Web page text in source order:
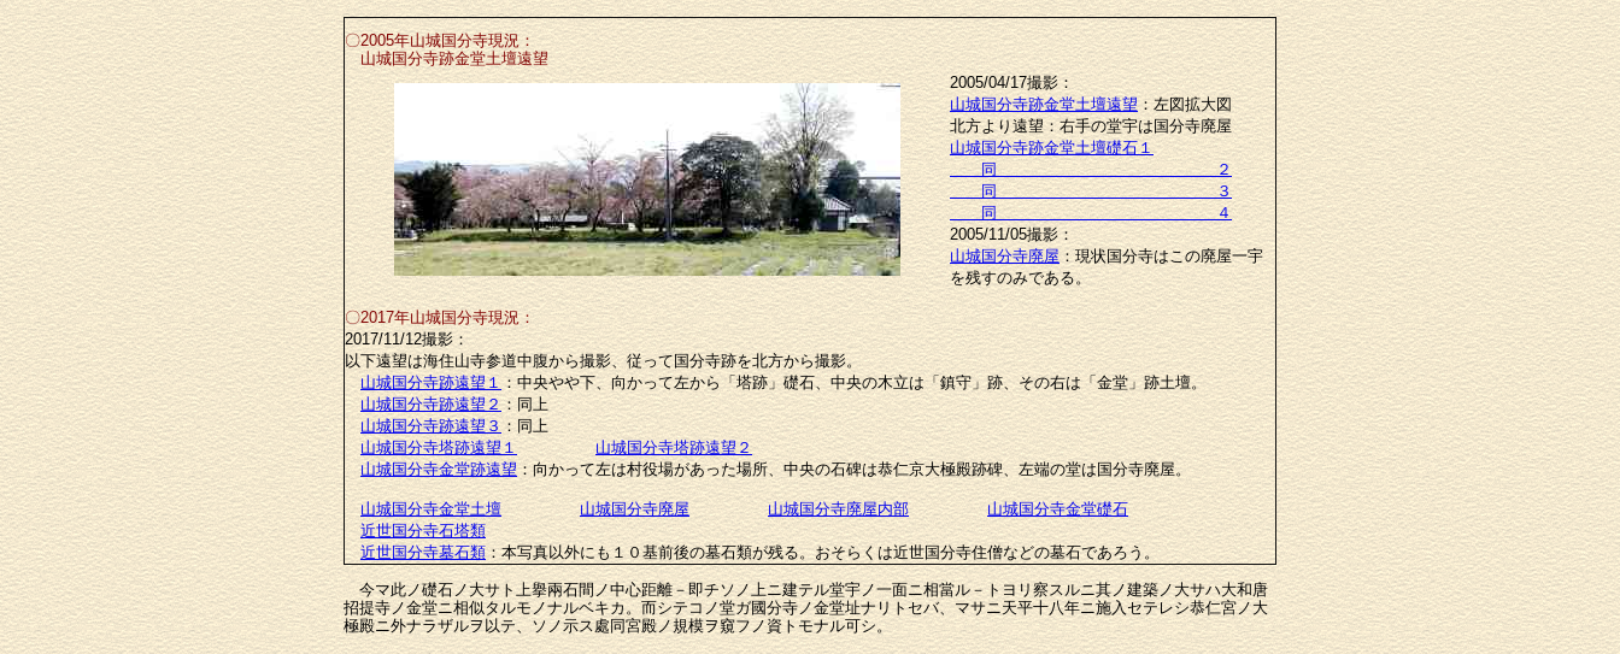
〇2005年山城国分寺現況：
山城国分寺跡金堂土壇遠望
2005/04/17撮影：
山城国分寺跡金堂土壇遠望：左図拡大図
北方より遠望：右手の堂宇は国分寺廃屋
山城国分寺跡金堂土壇礎石１
同 ２
同 ３
同 ４
2005/11/05撮影：
山城国分寺廃屋 ：現状国分寺はこの廃屋一宇
を残すのみである。
〇2017年山城国分寺現況：
2017/11/12撮影：
以下遠望は海住山寺参道中腹から撮影、従って国分寺跡を北方から撮影。
山城国分寺跡遠望１ ：中央やや下、向かって左から「塔跡」礎石、中央の木立は「鎮守」跡、その右は「金堂」跡土壇。
山城国分寺跡遠望２：同上
山城国分寺跡遠望３：同上
山城国分寺塔跡遠望１
山城国分寺塔跡遠望２
山城国分寺金堂跡遠望：向かって左は村役場があった場所、中央の石碑は恭仁京大極殿跡碑、左端の堂は国分寺廃屋。
山城国分寺金堂土壇 山城国分寺廃屋 山城国分寺廃屋内部
山城国分寺金堂礎石
近世国分寺石塔類
近世国分寺墓石類：本写真以外にも１０基前後の墓石類が残る。おそらくは近世国分寺住僧などの墓石であろう。
今マ此ノ礎石ノ大サト上擧兩石間ノ中心距離－即チソノ上ニ建テル堂宇ノ一面ニ相當ル－トヨリ察スルニ其ノ建築ノ大サハ大和唐
招提寺ノ金堂ニ相似タルモノナルベキカ。而シテコノ堂ガ國分寺ノ金堂址ナリトセバ、マサニ天平十八年ニ施入セテレシ恭仁宮ノ大
極殿ニ外ナラザルヲ以テ、ソノ示ス處同宮殿ノ規模ヲ窺フノ資トモナル可シ。